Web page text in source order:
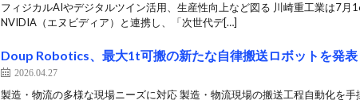
フィジカルAIやデジタルツイン活用、生産性向上など図る 川崎重工業は7月
NVIDIA（エヌビディア）と連携し、「次世代デ[…]
Doup Robotics、最大1t可搬の新たな自律搬送ロボットを発表
2026.04.27
製造・物流の多様な現場ニーズに対応 製造・物流現場の搬送工程自動化を